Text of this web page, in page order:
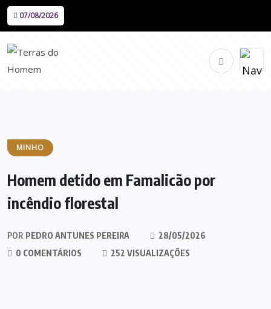
07/08/2026
MINHO
Homem detido em Famalicão por
incêndio florestal
POR PEDRO ANTUNES PEREIRA
28/05/2026
0 COMENTÁRIOS
252 VISUALIZAÇÕES